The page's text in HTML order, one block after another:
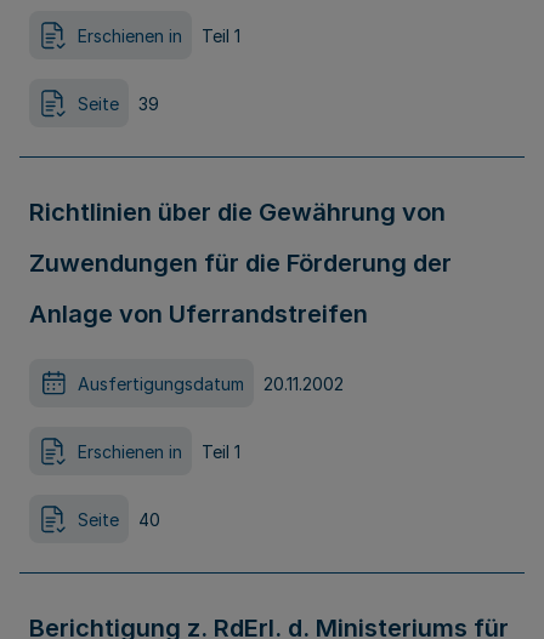
Erschienen in Teil 1
Seite 39
Richtlinien über die Gewährung von
Zuwendungen für die Förderung der
Anlage von Uferrandstreifen
Ausfertigungsdatum 20.11.2002
Erschienen in Teil 1
Seite 40
Berichtigung z. RdErl. d. Ministeriums für